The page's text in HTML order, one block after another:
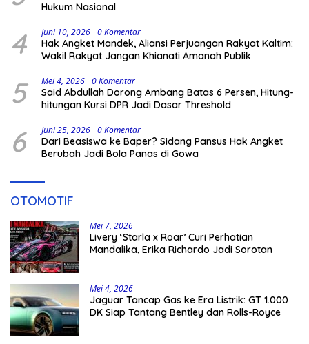
Hukum Nasional
4 Juni 10, 2026 0 Komentar
Hak Angket Mandek, Aliansi Perjuangan Rakyat Kaltim:
Wakil Rakyat Jangan Khianati Amanah Publik
5 Mei 4, 2026 0 Komentar
Said Abdullah Dorong Ambang Batas 6 Persen, Hitung-
hitungan Kursi DPR Jadi Dasar Threshold
6 Juni 25, 2026 0 Komentar
Dari Beasiswa ke Baper? Sidang Pansus Hak Angket
Berubah Jadi Bola Panas di Gowa
OTOMOTIF
Mei 7, 2026
Livery ‘Starla x Roar’ Curi Perhatian
Mandalika, Erika Richardo Jadi Sorotan
Mei 4, 2026
Jaguar Tancap Gas ke Era Listrik: GT 1.000
DK Siap Tantang Bentley dan Rolls-Royce